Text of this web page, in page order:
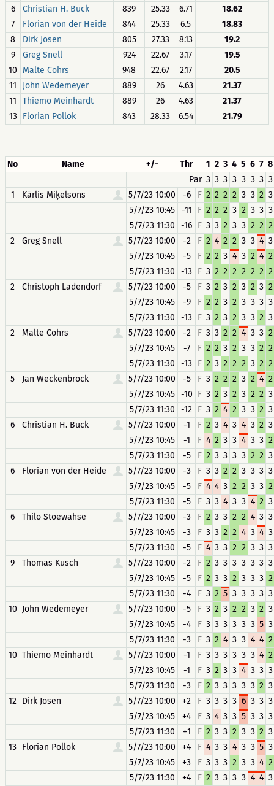
6
Christian H. Buck 839 25.33 6.71
18.62
7
Florian von der Heide 844 25.33 6.5
18.83
8
Dirk Josen 805 27.33 8.13
19.2
9
Greg Snell 924 22.67 3.17
19.5
10
Malte Cohrs 948 22.67 2.17
20.5
11
John Wedemeyer 889 26 4.63
21.37
11
Thiemo Meinhardt 889 26 4.63
21.37
13
Florian Pollok 843 28.33 6.54 21.79
No Name +/- Thr 1 2 3 4 5 6 7 8
Par 3 3 3 3 3 3 3 3
1
Kārlis Miķelsons 5/7/23 10:00 -6 F 2 2 2 2 3 3 2 3
5/7/23 10:45
-11 F 2 2 2 3 2 3 3 3
5/7/23 11:30
-16 F 3 3 2 3 3 2 2 2
2
Greg Snell 5/7/23 10:00 -2 F 2 4 2 2 3 3 4 3
5/7/23 10:45
-5 F 2 2 3 4 3 2 4 2
5/7/23 11:30
-13 F 3 2 2 2 2 2 2 2
2
Christoph Ladendorf 5/7/23 10:00 -5 F 3 2 3 2 3 2 3 2
5/7/23 10:45
-9 F 2 2 3 2 3 3 3 3
5/7/23 11:30
-13 F 3 2 3 2 3 3 2 3
2
Malte Cohrs 5/7/23 10:00 -2 F 3 3 2 2 4 3 3 2
5/7/23 10:45
-7 F 2 2 3 2 3 3 2 2
5/7/23 11:30
-13 F 2 3 2 2 2 3 2 2
5
Jan Weckenbrock 5/7/23 10:00 -5 F 3 2 2 2 3 2 4 2
5/7/23 10:45 -10 F 3 2 3 2 3 2 2 3
5/7/23 11:30
-12 F 3 2 4 2 3 3 2 3
6
Christian H. Buck 5/7/23 10:00 -1 F 2 3 4 3 4 3 2 3
5/7/23 10:45
-1 F 4 2 3 3 4 3 3 2
5/7/23 11:30
-5 F 2 3 3 3 3 2 2 3
6
Florian von der Heide 5/7/23 10:00 -3 F 3 3 2 2 3 3 3 3
5/7/23 10:45
-5 F 4 4 3 2 2 3 3 2
5/7/23 11:30
-5 F 3 3 4 3 3 4 2 3
6
Thilo Stoewahse 5/7/23 10:00 -3 F 2 3 3 2 2 4 3 3
5/7/23 10:45
-3 F 3 3 2 2 4 3 4 3
5/7/23 11:30
-5 F 4 3 3 2 2 3 3 3
9
Thomas Kusch 5/7/23 10:00 -2 F 2 3 3 3 3 3 3 3
5/7/23 10:45
-5 F 2 3 3 2 3 3 3 2
5/7/23 11:30
-4 F 3 2 5 3 3 3 3 3
10 John Wedemeyer 5/7/23 10:00 -5 F 3 2 3 2 2 3 2 3
5/7/23 10:45
-4 F 3 3 3 3 3 3 5 3
5/7/23 11:30
-3 F 3 2 4 3 3 4 4 2
10 Thiemo Meinhardt 5/7/23 10:00 -1 F 3 3 3 3 3 3 4 2
5/7/23 10:45
-1 F 3 2 3 3 4 3 3 3
5/7/23 11:30
-3 F 2 3 3 3 3 3 2 3
12 Dirk Josen 5/7/23 10:00 +2 F 3 3 3 3 6 3 3 3
5/7/23 10:45
+4 F 3 4 3 3 5 3 3 3
5/7/23 11:30
+1 F 2 3 3 2 3 3 2 3
13 Florian Pollok 5/7/23 10:00 +4 F 4 3 3 4 3 3 5 3
5/7/23 10:45
+3 F 3 3 3 2 3 3 4 2
5/7/23 11:30
+4 F 2 3 3 3 3 4 4 3